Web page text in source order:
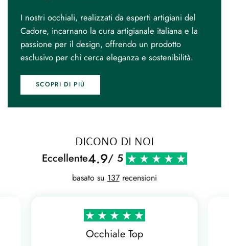
I nostri occhiali, realizzati da esperti artigiani del
Cadore, incarnano la cura artigianale italiana e la
passione per il design, offrendo un prodotto
esclusivo per chi cerca eleganza e sostenibilità.
SCOPRI DI PIÙ
DICONO DI NOI
Eccellente4.9/ 5
basato su 137recensioni
Occhiale Top